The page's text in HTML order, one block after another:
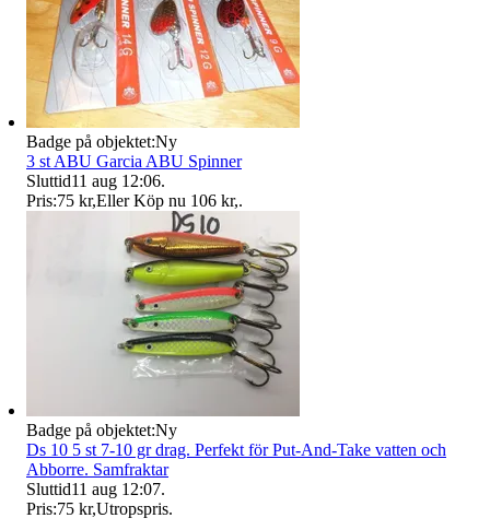
Badge på objektet:Ny
3 st ABU Garcia ABU Spinner
Sluttid11 aug 12:06.
Pris:75 kr,Eller Köp nu 106 kr,.
Badge på objektet:Ny
Ds 10 5 st 7-10 gr drag. Perfekt för Put-And-Take vatten och
Abborre. Samfraktar
Sluttid11 aug 12:07.
Pris:75 kr,Utropspris.